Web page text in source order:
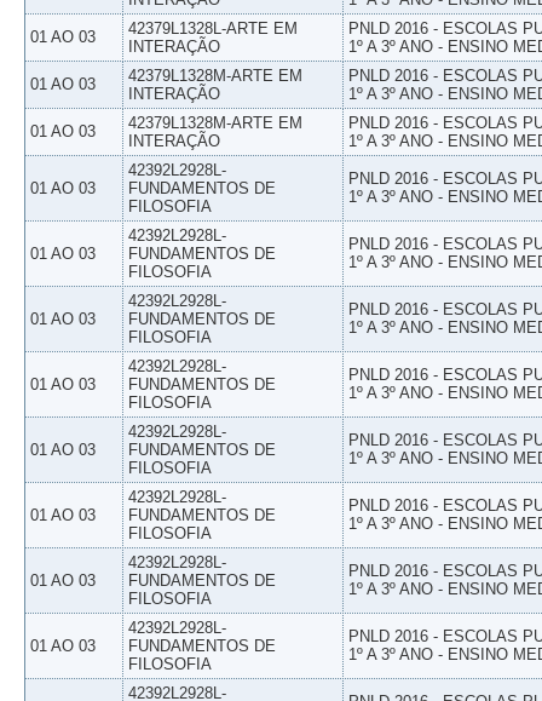
01 AO 03
42379L1328L-ARTE EM
INTERAÇÃO
PNLD 2016 - ESCOLAS
1º A 3º ANO - ENSINO
01 AO 03
42379L1328M-ARTE EM
INTERAÇÃO
PNLD 2016 - ESCOLAS
1º A 3º ANO - ENSINO
01 AO 03
42379L1328M-ARTE EM
INTERAÇÃO
PNLD 2016 - ESCOLAS
1º A 3º ANO - ENSINO
01 AO 03
42392L2928L-
FUNDAMENTOS DE
FILOSOFIA
PNLD 2016 - ESCOLAS
1º A 3º ANO - ENSINO
01 AO 03
42392L2928L-
FUNDAMENTOS DE
FILOSOFIA
PNLD 2016 - ESCOLAS
1º A 3º ANO - ENSINO
01 AO 03
42392L2928L-
FUNDAMENTOS DE
FILOSOFIA
PNLD 2016 - ESCOLAS
1º A 3º ANO - ENSINO
01 AO 03
42392L2928L-
FUNDAMENTOS DE
FILOSOFIA
PNLD 2016 - ESCOLAS
1º A 3º ANO - ENSINO
01 AO 03
42392L2928L-
FUNDAMENTOS DE
FILOSOFIA
PNLD 2016 - ESCOLAS
1º A 3º ANO - ENSINO
01 AO 03
42392L2928L-
FUNDAMENTOS DE
FILOSOFIA
PNLD 2016 - ESCOLAS
1º A 3º ANO - ENSINO
01 AO 03
42392L2928L-
FUNDAMENTOS DE
FILOSOFIA
PNLD 2016 - ESCOLAS
1º A 3º ANO - ENSINO
01 AO 03
42392L2928L-
FUNDAMENTOS DE
FILOSOFIA
PNLD 2016 - ESCOLAS
1º A 3º ANO - ENSINO
42392L2928L-